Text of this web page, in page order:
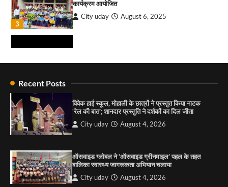
3
सावन के पहले सोमवार को सिटी ब्यूटीफुल चंडीगढ़ बम बम
भोले के जयकारों से गूंजा
3
कार्यक्रम आयोजित
City uday August 6, 2025
4
1
City uday September 5, 2025
Recent Posts
विवेक हाई स्कूल, मोहाली के छात्रों ने प्रस्तुत किया नाटक
‘रेल की बात’; शानदार प्रस्तुति ने दर्शकों का दिल जीता
City uday August 4, 2026
ऑसवाइड ग्लोबल ने ‘ऑसवाइड ग्रीनमाइल’ पहल के तहत
बालिका स्वास्थ्य जागरूकता अभियान चलाया
City uday August 4, 2026